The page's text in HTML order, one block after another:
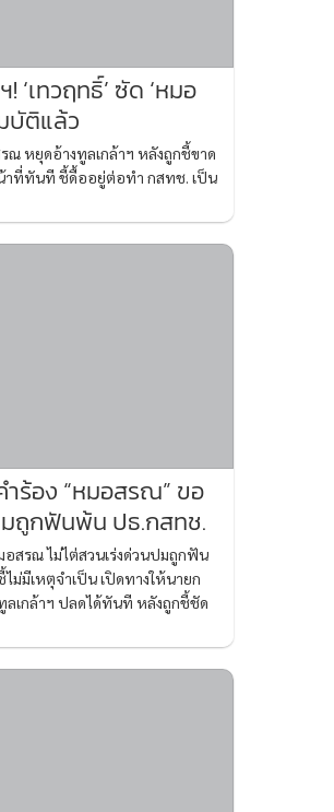
‘เทวฤทธิ์’ ซัด ‘หมอ
ติแล้ว
ณ หยุดอ้างทูลเกล้าฯ หลังถูกชี้ขาด
ที่ทันที ชี้ดื้ออยู่ต่อทำ กสทช. เป็น
ร้อง “หมอสรณ” ขอ
มถูกฟันพ้น ปธ.กสทช.
สรณ ไม่ไต่สวนเร่งด่วนปมถูกฟัน
ม่มีเหตุจำเป็น เปิดทางให้นายก
ลเกล้าฯ ปลดได้ทันที หลังถูกชี้ชัด